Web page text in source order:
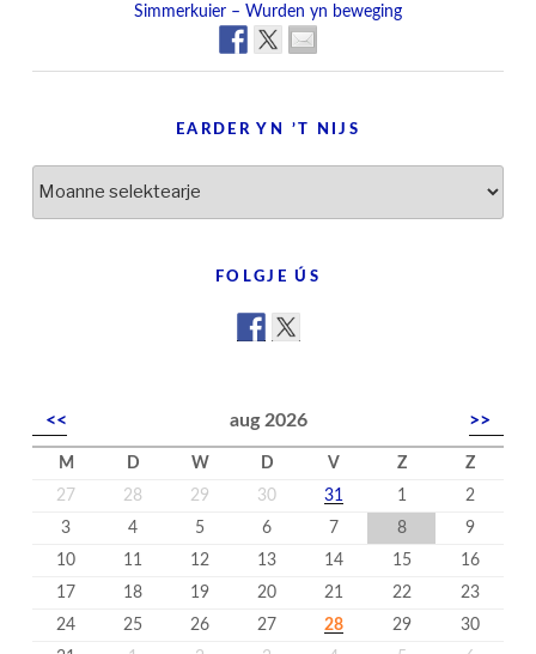
Simmerkuier – Wurden yn beweging
EARDER YN ’T NIJS
yn
FOLGJE ÚS
<< aug 2026 >>
M D W D V Z
Z
27
28 29 30 31 1
2
3
4 5 6 7 8
9
10
11 12 13 14 15
16
17
18 19 20 21 22
23
24
25 26 27 28 29
30